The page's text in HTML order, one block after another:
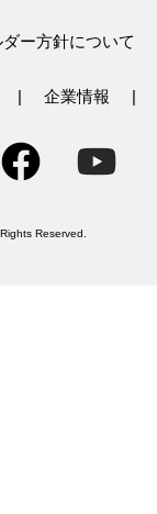
ー方針について
企業情報
Reserved.